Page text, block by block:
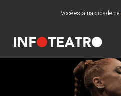
Você está na cidade de: